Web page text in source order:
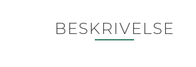
BESKRIVELSE